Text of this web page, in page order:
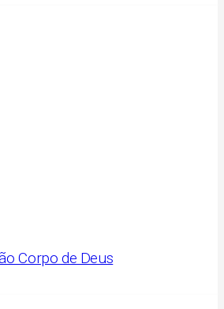
Corpo de Deus